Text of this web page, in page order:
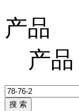
产品
产品
搜 索